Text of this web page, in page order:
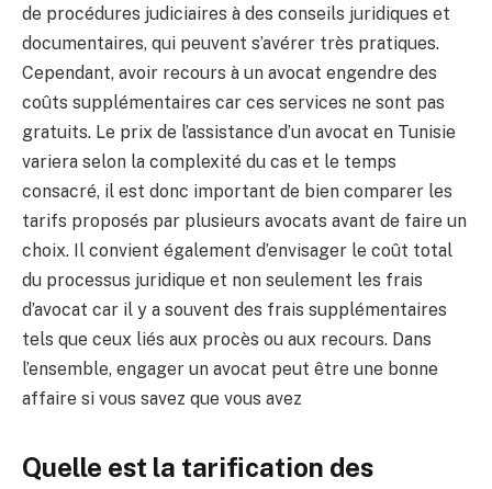
de procédures judiciaires à des conseils juridiques et
documentaires, qui peuvent s’avérer très pratiques.
Cependant, avoir recours à un avocat engendre des
coûts supplémentaires car ces services ne sont pas
gratuits. Le prix de l’assistance d’un avocat en Tunisie
variera selon la complexité du cas et le temps
consacré, il est donc important de bien comparer les
tarifs proposés par plusieurs avocats avant de faire un
choix. Il convient également d’envisager le coût total
du processus juridique et non seulement les frais
d’avocat car il y a souvent des frais supplémentaires
tels que ceux liés aux procès ou aux recours. Dans
l’ensemble, engager un avocat peut être une bonne
affaire si vous savez que vous avez
Quelle est la tarification des